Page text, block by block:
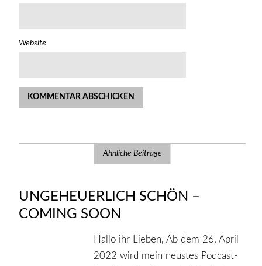
Website
Ähnliche Beiträge
UNGEHEUERLICH SCHÖN –
COMING SOON
Hallo ihr Lieben, Ab dem 26. April
2022 wird mein neustes Podcast-